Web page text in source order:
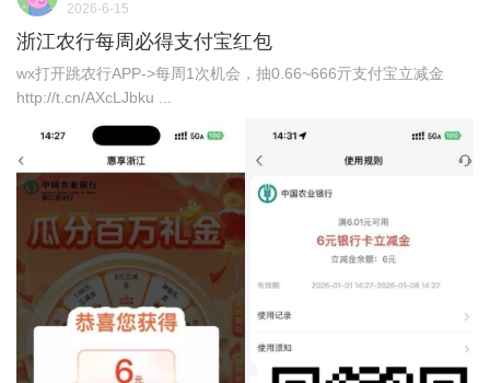
2026-6-15
浙江农行每周必得支付宝红包
wx打开跳农行APP->每周1次机会，抽0.66~666亓支付宝立减金
http://t.cn/AXcLJbku ...